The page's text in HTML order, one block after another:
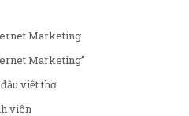
Marketing
Marketing”
viết thơ
viên